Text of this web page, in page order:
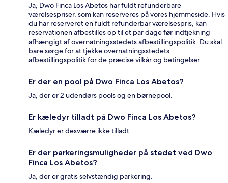
Ja, Dwo Finca Los Abetos har fuldt refunderbare
værelsespriser, som kan reserveres på vores hjemmeside. Hvis
du har reserveret en fuldt refunderbar værelsespris, kan
reservationen afbestilles op til et par dage før indtjekning
afhængigt af overnatningsstedets afbestillingspolitik. Du skal
bare sørge for at tjekke overnatningsstedets
afbestillingspolitik for de præcise vilkår og betingelser.
Er der en pool på Dwo Finca Los Abetos?
Ja, der er 2 udendørs pools og en børnepool.
Er kæledyr tilladt på Dwo Finca Los Abetos?
Kæledyr er desværre ikke tilladt.
Er der parkeringsmuligheder på stedet ved Dwo
Finca Los Abetos?
Ja, der er gratis selvstændig parkering.